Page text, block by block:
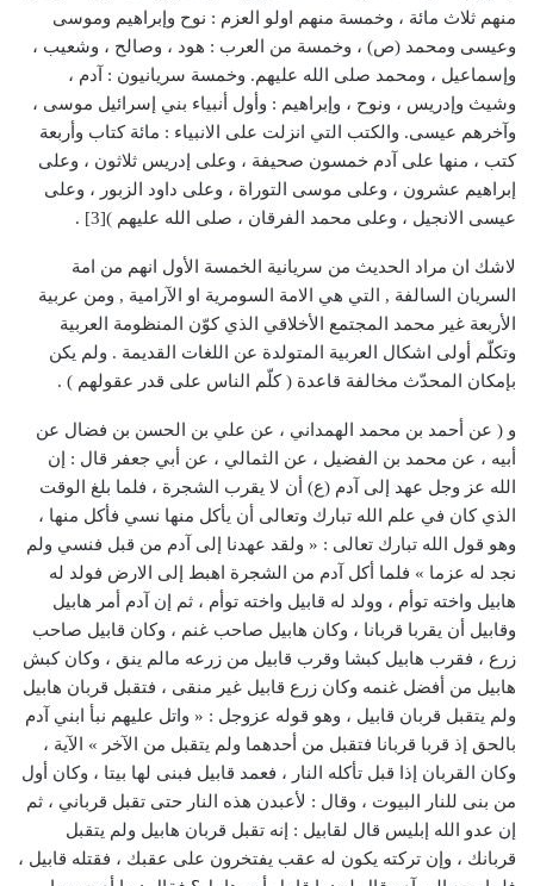
منهم ثلاث مائة ، وخمسة منهم اولو العزم : نوح وإبراهيم وموسى
وعيسى ومحمد (ص) ، وخمسة من العرب : هود ، وصالح ، وشعيب ،
وإسماعيل ، ومحمد صلى الله عليهم. وخمسة سريانيون : آدم ،
وشيث وإدريس ، ونوح ، وإبراهيم : وأول أنبياء بني إسرائيل موسى ،
وآخرهم عيسى. والكتب التي انزلت على الانبياء : مائة كتاب وأربعة
كتب ، منها على آدم خمسون صحيفة ، وعلى إدريس ثلاثون ، وعلى
إبراهيم عشرون ، وعلى موسى التوراة ، وعلى داود الزبور ، وعلى
عيسى الانجيل ، وعلى محمد الفرقان ، صلى الله عليهم )[3] .
لاشك ان مراد الحديث من سريانية الخمسة الأول انهم من امة
السريان السالفة , التي هي الامة السومرية او الآرامية , ومن عربية
الأربعة غير محمد المجتمع الأخلاقي الذي كوّن المنظومة العربية
وتكلّم أولى اشكال العربية المتولدة عن اللغات القديمة . ولم يكن
بإمكان المحدّث مخالفة قاعدة ( كلّم الناس على قدر عقولهم ) .
و ( عن أحمد بن محمد الهمداني ، عن علي بن الحسن بن فضال عن أبيه ، عن محمد بن الفضيل ، عن الثمالي ، عن أبي جعفر قال : إن الله عز وجل عهد إلى آدم (ع) أن لا يقرب الشجرة ، فلما بلغ الوقت الذي كان في علم الله تبارك وتعالى أن يأكل منها نسي فأكل منها ، وهو قول الله تبارك تعالى : « ولقد عهدنا إلى آدم من قبل فنسي ولم نجد له عزما » فلما أكل آدم من الشجرة اهبط إلى الارض فولد له هابيل واخته توأم ، وولد له قابيل واخته توأم ، ثم إن آدم أمر هابيل وقابيل أن يقربا قربانا ، وكان هابيل صاحب غنم ، وكان قابيل صاحب زرع ، فقرب هابيل كبشا وقرب قابيل من زرعه مالم ينق ، وكان كبش هابيل من أفضل غنمه وكان زرع قابيل غير منقى ، فتقبل قربان هابيل ولم يتقبل قربان قابيل ، وهو قوله عزوجل : « واتل عليهم نبأ ابني آدم بالحق إذ قربا قربانا فتقبل من أحدهما ولم يتقبل من الآخر » الآية ، وكان القربان إذا قبل تأكله النار ، فعمد قابيل فبنى لها بيتا ، وكان أول من بنى للنار البيوت ، وقال : لأعبدن هذه النار حتى تقبل قرباني ، ثم إن عدو الله إبليس قال لقابيل : إنه تقبل قربان هابيل ولم يتقبل قربانك ، وإن تركته يكون له عقب يفتخرون على عقبك ، فقتله قابيل ، فلما رجع إلى آدم قال له : يا قابيل أين هابيل؟ فقال : ما أدري وما بعثتني له راعيا! فانطلق آدم فوجد هابيل مقتولا فقال : لعنت من أرض كما قبلت دم هابيل ، فبكى آدم على هابيل أربعين ليلة. ثم إن آدم سأل ربه عزوجل أن يهب له ولدا فولد له غلام فسماه هبة الله ، لان الله عز وجل وهبه له ، فأحبه آدم حبا شديدا ، فلما انقضت نبوة آدم واستكمل أيامه أوحى الله تبارك وتعالى إليه أن يا آدم إنه قد انقضت نبوتك ، واستكملت أيامك فاجعل العلم الذي عندك والايمان والاسم الاكبر وميراث العلم وآثار النبوة في العقب من ذريتك عند ابنك هبة الله ، فإني لن أقطع العلم والايمان والاسم الاكبر وميراث العلم وآثار النبوة من العقب من ذريتك إلى يوم القيامة ، ولن أدع الارض إلا وفيها عالم يعرف به ديني وتعرف به طاعتي ، فيكون نجاة لمن يولد فيما بينك وبين نوح ، وذكر آدم نوحا وقال : إن الله تبارك وتعالى باعث نبيا اسمه نوح وإنه يدعو إلى الله فيكذبونه فيقتلهم الله بالطوفان ، وكان بين آدم ونوح عشرة آباء كلهم أنبياء الله ، وأوصى آدم إلى هبة الله : أن من أدركه منكم فليؤمن به وليتبعه وليصدق به فإنه ينجو من الغرق. ثم إن آدم مرض المرضة التي قبض فيها فأرسل إلى هبة الله فقال له : إن لقيت جبرئيل أو من لقيت من الملائكة فاقرأه السلام وقل له : إن أبي يستهديك من ثمار الجنة ، ففعل ، فقال له جبرئيل : يا هبة الله إن أباك قد قبض ، وما نزلت إلا للصلاة عليه فارجع ، فرجع فوجد أباه قد قبض ، فأراه جبرئيل كيف يغسله فغسله حتى إذا بلغ الصلاة عليه قال هبة الله : يا جبرئيل تقدم فصل على آدم ، فقال له : جبرئيل : يا هبة الله إن الله تبارك وتعالى أمرنا أن نسجد لأبيك في الجنة ، وليس لنا أن نؤم أحدا من ولده ، فتقدم هبة الله فصلى على آدم وجبرئيل خلفه وحزب من الملائكة وكبر عليه ثلاثين تكبيرة ، فأمر جبرئيل فرفع من ذلك خمس وعشرون تكبيرة ، فالسنة البوم فينا خمس تكبيرات ، وقد كان يكبر على أهل بدر سبع وتسع. ثم إن هبة الله لما دفن آدم أتاه قابيل فقال له : يا هبة الله قد رأيت آدم أبي قد خصك من العلم بما لم أخص به ، وهو العلم الذي دعا به أخوك هابيل فتقبل قربانه وإنما قتلته لكيلا يكون له عقب فيفتخرون على عقبي فيقولون : نحن أبناء الذي تقبل قربانه ، وأنتم أبناء الذي لم يتقبل قربانه ، وإنك إن أظهرت من العلم الذي اختصك به أبوك شيئا قتلتك كما قتلت أخاك هابيل ، فلبث هبة الله والعقب منه مستخفين بما عندهم من العلم والايمان والاسم الاكبر وميراث العلم وآثار علم النبوة حتى بعث نوح وظهرت وصية هبة الله حين نظروا في وصية آدم فوجدوا نوحا قد بشر به أبوهم آدم فآمنوا به واتبعوه وصدقوه ، وقد كان آدم أوصى هبة الله أن يتعاهد هذه الوصية عند رأس كل سنة فيكون يوم عيد لهم ، فيتعاهدون بعث نوح في زمانه الذي بعث فيه ، وكذلك جرى في وصية كل نبي حتى بعث الله تبارك وتعالى محمدا (ص) وإنما عرفوا نوحا بالعلم الذي عندهم وهو قول الله تعالى : « ولقد أرسلنا نوحا » إلى آخر الآية ، وكان ما بين آدم ونوح من الانبياء مستخفين ومستعلنين ، ولذلك خفي ذكرهم في القرآن فلم يسموا كما سمي من استعلن من الانبياء ، وهو قول الله تعالى : « ورسلا قد قصصناهم عليك من قبل ورسلا لم نقصصهم عليك » يعني من لم يسمهم من المستخفين كما سمى المستعلنين من الانبياء. فمكث نوح في قومه ألف سنة إلا خمسين عاما ، لم يشاركه في نبوته أحد ، ولكنه قدم على قوم مكذبين للأنبياء الذين كانوا بينه وبين آدم ، وذلك قوله : « كذبت قوم نوح المرسلين » يعني من كان بينه وبين آدم إلى أن انتهى إلى قوله : « وإن ربك لهو العزيز الرحيم ». ثم إن نوحا لما انقضت نبوته واستكملت أيامه أوحى الله عز وجل إليه : يا نوح قد انقضت نبوتك واستكملت أيامك ، فاجعل العلم الذي عندك والايمان والاسم الاكبر وميراث العلم وآثار علم النبوة في العقب من ذريتك عند سام ، كما لم أقطعها من بيوتات الانبياء الذين بينك وبين آدم ، ولن أدع الارض إلا عليها عالم يعرف به ديني ، وتعرف به طاعتي ، ويكون نجاة لم يولد فيما بين قبض النبي إلى خروج النبي الآخر ، وليس بعد سام إلا هود ، فكان بين نوح وهود من الانبياء مستخفين ومستعلنين. وقال نوح : إن الله تبارك وتعالى باعث نبيا يقال له هود ، وإنه يدعو قومه إلى الله تبارك وتعالى فيكذبونه ، وإن الله عز وجل مهلكهم ، فمن أدركه منكم فليؤمن به وليتبعه ، فإن الله عز ذكره ينجيه من عذاب الريح ، وأمر نوح ابنه ساما « سام خ » أن يتعاهد هذه الوصية عند رأس كل سنة ، ويكون يوم عيد لهم فيتعاهدون فيه بعث هود وزمانه الذي يخرج فيه ، فلما بعث الله تبارك وتعالى هودا نظروا فيما عندهم من العلم والايمان وميراث العلم والاسم الاكبر وآثار علم النبوة فوجدوا هودا نبيا قد بشرهم به أبوهم نوح ، فآمنوا به وصدقوه واتبعوه ، فنجوا من عذاب الريح وهو قول الله : « وإلى عاد أخاهم هودا » وقوله : « كذبت عاد المرسلين * إذ قال لهم أخوهم هود ألا تتقون » وقال الله عز وجل : « ووصى بها إبراهيم بنيه ويعقوب » وقوله : « ووهبنا له إسحاق ويعقوب كلا هدينا » لنجعلها في أهل بيته « ونوحا هدينا من قبل » لنجعلها في أهل بيته ، فآمن العقب من ذرية الانبياء من كان قبل إبراهيم لإبراهيم ، وكان بين هود وإبراهيم من الأنبياء عشرة أنبياء وهو قوله عز وجل : « وما قوم لوط منكم ببعيد » وقوله : « فآمن له لوط وقال إني مهاجر إلى ربي سيهدين » وقوله تعالى : « وإبراهيم إذ قال لقومه اعبدوا الله واتقوه ذلكم خير لكم » فجرى بين كل نبي ونبي عشرة آباء وتسعة آباء ، وثمانية آباء كلهم أنبياء ، وجرى لكل نبي ما جرى لنوح ، وكما جرى لآدم وهود وصالح وشعيب وإبراهيم صلوات الله عليهم حتى انتهى إلى يوسف بن يعقوب بن إسحاق بن إبراهيم ثم صارت بعد يوسف في الاسباط إخوته حتى انتهت إلى موسى بن عمران وكان بين يوسف وموسى بن عمران عشرة من الانبياء ، فأرسل الله عز وجل موسى وهارون إلى فرعون وهامان وقارون ، ثم أرسل الله الرسل تترى « كلما جاء امة رسوله كذبوه فأتبعنا بعضهم بعضا وجعلناهم أحاديث » فكانت بنو إسرائيل تقتل في اليوم نبيين وثلاثة وأربعة ، حتى أنه كان يقتل في اليوم الواحد سبعون نبيا ، ويقوم سوق بقلهم في آخر النهار فلما انزلت التوراة على موسى بن عمران تبشر بمحمد وكان بين يوسف وموسى من الانبياء عشرة ، وكان وصي موسى بن عمران يوشع بن نون ، وهو فتاه الذي قال فيه عز وجل ، فلم تزل الانبياء تبشر بمحمد وذلك قوله : « يجدونه » يعني اليهود والنصارى ، يعني صفة محمد واسمه « مكتوبا عندهم في التوراة والانجيل يأمرهم بالمعروف وينهاهم عن المنكر » وهو قول الله تعالى يحكي عن عيسى بن مريم : « ومبشرا برسول يأتي من بعدي اسمه أحمد » فبشر موسى وعيسى بمحمد صلى الله عليهم أجمعين كما بشرت الانبياء بعضهم بعضا حتى بلغت محمدا (ص) ، فلما قضى محمد (ص) نبوته واستكمل أيامه أوحى الله تبارك وتعالى إليه : أن يا محمد قد قضيت نبوتك ، واستكملت أيامك ، فاجعل العلم الذي عندك والايمان والاسم الاكبر وميراث العلم وآثار علم النبوة عند علي بن أبي طالب ، فإني لن أقطع العلم والايمان والاسم الاكبر وميراث العلم وآثار علم النبوة من العقب من ذريتك ، كما لم أقطعها من بيوتات الانبياء الذين كانوا بينك وبين أبيك آدم ، وذلك قوله تعالى : « إن الله اصطفى آدم ونوحا وآل إبراهيم وآل عمران على العالمين * ذرية بعضها من بعض والله سميع عليم » فإن الله تبارك وتعالى لم يجعل العلم جهلا ، ولم يكل أمره إلى ملك مقرب ، ولا إلى نبي مرسل ، ولكنه أرسل رسولا من ملائكته إلى نبيه فقال له كذا وكذا ، فأمره بما يحب ونهاه عما ينكر ، فقص عليه ما قبله وما بعده بعلم فعلم ذلك العلم أنبياؤه وأصفياؤه من الآباء والاخوان بالذرية التي بعضها من بعض ، فذلك قوله : ولقد آتينا آل إبراهيم الكتاب والحكمة وآتيناهم ملكا عظيما « فأما الكتاب فالنبوة ، وأما الحكمة فهم الحكماء من الانبياء والاصفياء من الصفوة ، وكل هؤلاء من الذرية التي بعضها من بعض ، الذين جعل الله تبارك وتعالى فيهم النبوة وفيهم العاقبة وحفظ الميثاق حتى ينقضي الدنيا ، فهم العلماء ولاة الامر ، واستنباط العلم والهداة ، فهذا بيان الفضل في الرسل والانبياء والحكماء وأئمة الهدى والخلفاء الذين هم ولاة أمر الله ، وأهل استنباط علم الله ، وأهل آثار علم الله عز وجل من الذرية التي بعضها من بعض من الصفوة بعد الانبياء من الآل والاخوان والذرية من بيوتات الانبياء ، فمن عمل بعلمهم انتهى إلى إبراهيم فجاء بنصرهم ، ومن وضع ولاية الله وأهل استنباط علمه في غير أهل الصفوة من بيوتات الانبياء فقد خالف أمر الله ، وجعل الجهال ولاة أمر الله والمتكلفين بغير هدى ، وزعموا أنهم أهل استنباط علم الله ، فقد كذبوا على الله وزاغوا عن وصية الله وطاعته ، فلم يضعوا فضل الله حيث وضعه الله تبارك وتعالى فضلوا وأضلوا أتباعهم ، ولم يكن لهم يوم القيامة حجة ، إنما الحجة في آل إبراهيم لقول الله تبارك وتعالى » : ولقد آتينا آل إبراهيم الكتاب والحكمة وآتيناهم ملكا عظيما فالحجة الانبياء وأهل بيوتات الانبياء حتى تقوم الساعة ، لان كتاب الله عز وجل ينطق بذلك ، ووصية الله خبرت بذلك في العقب من البيوت التي رفعها الله تبارك وتعالى على الناس فقال : « في بيوت أذن الله أن ترفع ويذكر فيها اسمه » وهي بيوت الانبياء والرسل الحكماء وأئمة الهدى ، فهذا بيان عروة الايمان التي نجا بها من نجا قبلكم ، وبها ينجو من اتبع الهدى قبلكم وقد قال الله تبارك وتعالى في كتابه : « ونوحا هدينا من قبل ومن ذريته داود وسليمان وأيوب ويوسف وموسى وهرون وكذلك نجزي المحسنين* وزكريا ويحيى وعيسى وإلياس كل من الصالحين * وإسماعيل واليسع ويونس ولوطا وكلا فضلنا على العالمين * ومن آبائهم وذرياتهم وإخوانهم واجتبيناهم وهديناهم إلى صراط مستقيم * اولئك الذين آتيناهم الكتاب والحكم والنبوة فإن يكفر بها هؤلاء فقد وكلنا بها قوما ليسوا بها بكافرين » فإنه وكل بالفضل من أهل بيته من الانبياء والاخوان والذرية ، وهو قول الله عزوجل في كتابه : فإن يكفر بها امتك يقول : فقد وكلنا أهل بيتك بالإيمان الذي أرسلتك به فلا يكفرون بها أبدا ، ولا اضيع الايمان الذي أرسلتك به ، وجعلت أهل بيتك بعدك علما عنك وولاة من بعدك ، وأهل استنباط علمي الذي ليس فيه كذب ولا إثم ولا وزر ولا بطر ولا رئاء ، هذا تبيان ما بينه الله عزوجل من أمر هذه الامة بعد نبيها ، إن الله تبارك وتعالى طهر أهل بيت نبيه ، وجعل لهم أجر المودة ، وأجرى لهم الولاية ، وجعلهم أوصياءه وأحباءه وأئمته في امته من بعده ، فاعتبروا أيها الناس وتفكروا فيما قلت حيث وضع الله عز وجل ولايته وطاعته ومودته واستنباط علمه وحجته فإياه فتعلموا ، وبه فاستمسكوا تنجوا ، ويكون لكم به حجة يوم القيامة والفوز ، فإنهم صلة بينكم وبين ربكم ، ولا تصل الولاية إلى الله عزوجل إلا بهم ، فمن فعل ذلك كان حقا على الله أن يكرمه ولا يعذبه ، ومن يأت بغير م